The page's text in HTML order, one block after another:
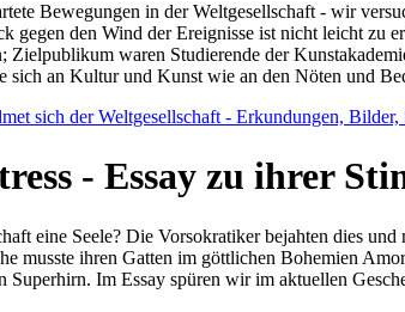
Bewegungen in der Weltgesellschaft - wir
gegen den Wind der Ereignisse ist nicht leicht zu
Zielpublikum waren Studierende der
sich an Kultur und Kunst wie an den Nöten und
sich der Weltgesellschaft - Erkundungen, Bilder,
- Essay zu ihrer
eine Seele? Die Vorsokratiker bejahten dies
musste ihren Gatten im göttlichen Bohemien
Im Essay spüren wir im aktuellen